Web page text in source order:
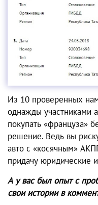
Из 10 проверенных
однажды участниками
покупать «француза»
решение. Ведь вы
авто с «косячным»
придачу юридические
А у вас был опыт с
свои истории в